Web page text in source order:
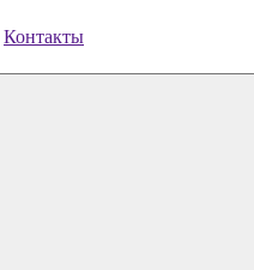
Контакты